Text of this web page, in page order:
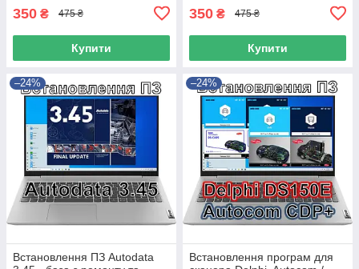
350 ₴ 475 ₴
Купити
350 ₴ 475 ₴
Купити
–24%
Встановлення ПЗ Autodata
–24%
Встановлення програм для